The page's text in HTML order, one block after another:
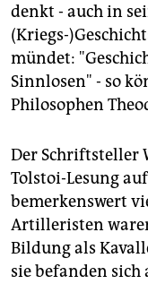
denkt - auch in
(Kriegs-
mündet:
Sinnlosen" - so
Philosophen
Der Schriftsteller
Tolstoi-Lesung
bemerkenswert
Artilleristen
Bildung als
sie befanden